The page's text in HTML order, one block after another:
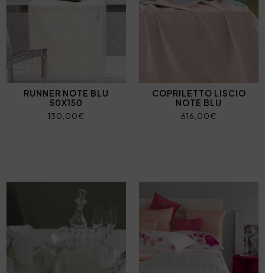
RUNNER NOTE BLU
50X150
130,00€
COPRILETTO LISCIO
NOTE BLU
616,00€